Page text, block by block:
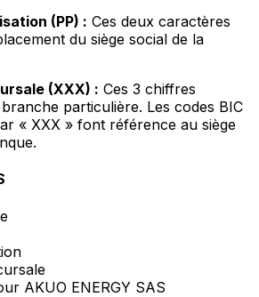
(PP) : Ces deux caractères
du siège social de la
(XXX) : Ces 3 chiffres
particulière. Les codes BIC
« XXX » font référence au siège
AKUO ENERGY SAS